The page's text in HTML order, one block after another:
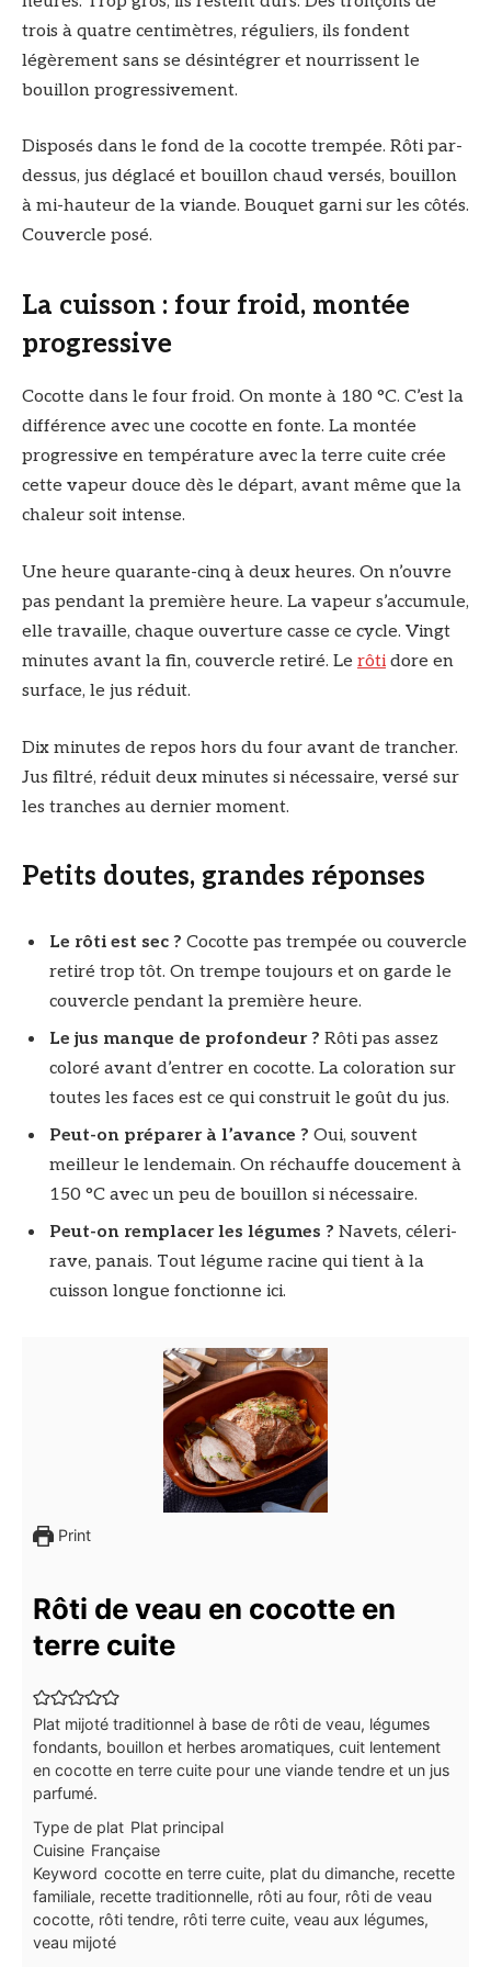
trois à quatre centimètres, réguliers, ils fondent
légèrement sans se désintégrer et nourrissent le
bouillon progressivement.
Disposés dans le fond de la cocotte trempée. Rôti par-
dessus, jus déglacé et bouillon chaud versés, bouillon
à mi-hauteur de la viande. Bouquet garni sur les côtés.
Couvercle posé.
La cuisson : four froid, montée
progressive
Cocotte dans le four froid. On monte à 180 °C. C’est la
différence avec une cocotte en fonte. La montée
progressive en température avec la terre cuite crée
cette vapeur douce dès le départ, avant même que la
chaleur soit intense.
Une heure quarante-cinq à deux heures. On n’ouvre
pas pendant la première heure. La vapeur s’accumule,
elle travaille, chaque ouverture casse ce cycle. Vingt
minutes avant la fin, couvercle retiré. Le rôti dore en
surface, le jus réduit.
Dix minutes de repos hors du four avant de trancher.
Jus filtré, réduit deux minutes si nécessaire, versé sur
les tranches au dernier moment.
Petits doutes, grandes réponses
Le rôti est sec ? Cocotte pas trempée ou couvercle
retiré trop tôt. On trempe toujours et on garde le
couvercle pendant la première heure.
Le jus manque de profondeur ? Rôti pas assez
coloré avant d’entrer en cocotte. La coloration sur
toutes les faces est ce qui construit le goût du jus.
Peut-on préparer à l’avance ? Oui, souvent
meilleur le lendemain. On réchauffe doucement à
150 °C avec un peu de bouillon si nécessaire.
Peut-on remplacer les légumes ? Navets, céleri-
rave, panais. Tout légume racine qui tient à la
cuisson longue fonctionne ici.
Print
Rôti de veau en cocotte en
terre cuite
Plat mijoté traditionnel à base de rôti de veau, légumes
fondants, bouillon et herbes aromatiques, cuit lentement
en cocotte en terre cuite pour une viande tendre et un jus
parfumé.
Type de plat Plat principal
Cuisine Française
Keyword cocotte en terre cuite, plat du dimanche, recette
familiale, recette traditionnelle, rôti au four, rôti de veau
cocotte, rôti tendre, rôti terre cuite, veau aux légumes,
veau mijoté